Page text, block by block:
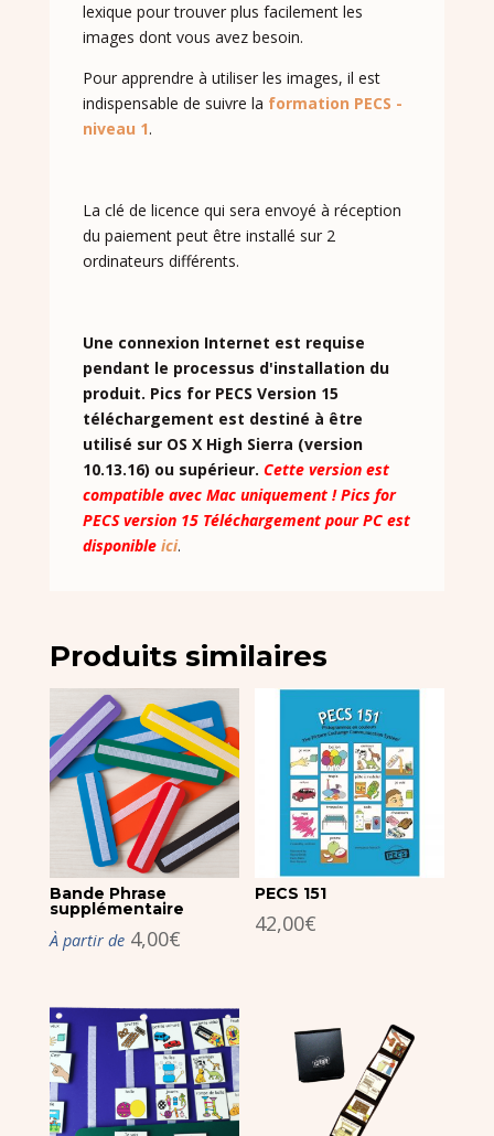
lexique pour trouver plus facilement les
images dont vous avez besoin.
Pour apprendre à utiliser les images, il est
indispensable de suivre la formation PECS -
niveau 1.
La clé de licence qui sera envoyé à réception
du paiement peut être installé sur 2
ordinateurs différents.
Une connexion Internet est requise
pendant le processus d'installation du
produit. Pics for PECS Version 15
téléchargement est destiné à être
utilisé sur OS X High Sierra (version
10.13.16) ou supérieur. Cette version est
compatible avec Mac uniquement ! Pics for
PECS version 15 Téléchargement pour PC est
disponible ici.
Produits similaires
Bande Phrase
supplémentaire
À partir de 4,00€
PECS 151
42,00€